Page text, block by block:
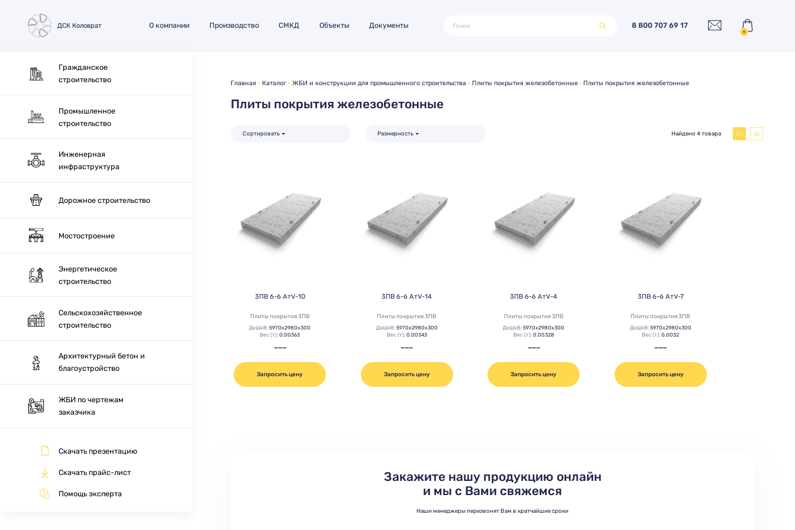
ДСК Коловрат О компании Производство СМКД Объекты Документы 8 800 707 69 17
0
Гражданское
строительство
Промышленное
строительство
Инженерная
инфраструктура
Дорожное строительство
Мостостроение
Энергетическое
строительство
Сельскохозяйственное
строительство
Архитектурный бетон и
благоустройство
ЖБИ по чертежам
заказчика
Скачать презентацию
Скачать прайс-лист
Помощь эксперта
Главная Каталог ЖБИ и конструкции для промышленного строительства Плиты покрытия железобетонные Плиты покрытия железобетонные
Плиты покрытия железобетонные
Сортировать Размерность Найдено 4 товара
3ПВ 6-6 АтV-10
Плиты покрытия 3ПВ
ДхШхВ:5970х2980х300
Вес (т):0.00363
———
Запросить цену
3ПВ 6-6 АтV-14
Плиты покрытия 3ПВ
ДхШхВ: 5970х2980х300
Вес (т): 0.00343
———
Запросить цену
3ПВ 6-6 АтV-4
Плиты покрытия 3ПВ
ДхШхВ:5970х2980х300
Вес (т): 0.00328
———
Запросить цену
3ПВ 6-6 АтV-7
Плиты покрытия 3ПВ
ДхШхВ: 5970х2980х300
Вес (т):0.0032
———
Запросить цену
Закажите нашу продукцию онлайн
и мы с Вами свяжемся
Наши менеджеры перезвонят Вам в кратчайшие сроки